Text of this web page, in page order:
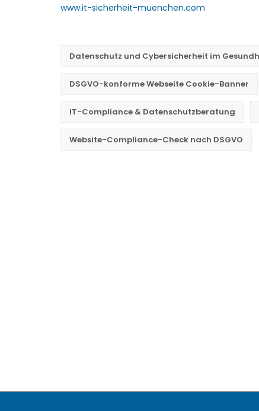
www.it-sicherheit-muenchen.com
Datenschutz und Cybersicherheit im
DSGVO-konforme Webseite Cookie-Banner
IT-Compliance & Datenschutzberatung
Website-Compliance-Check nach DSGVO